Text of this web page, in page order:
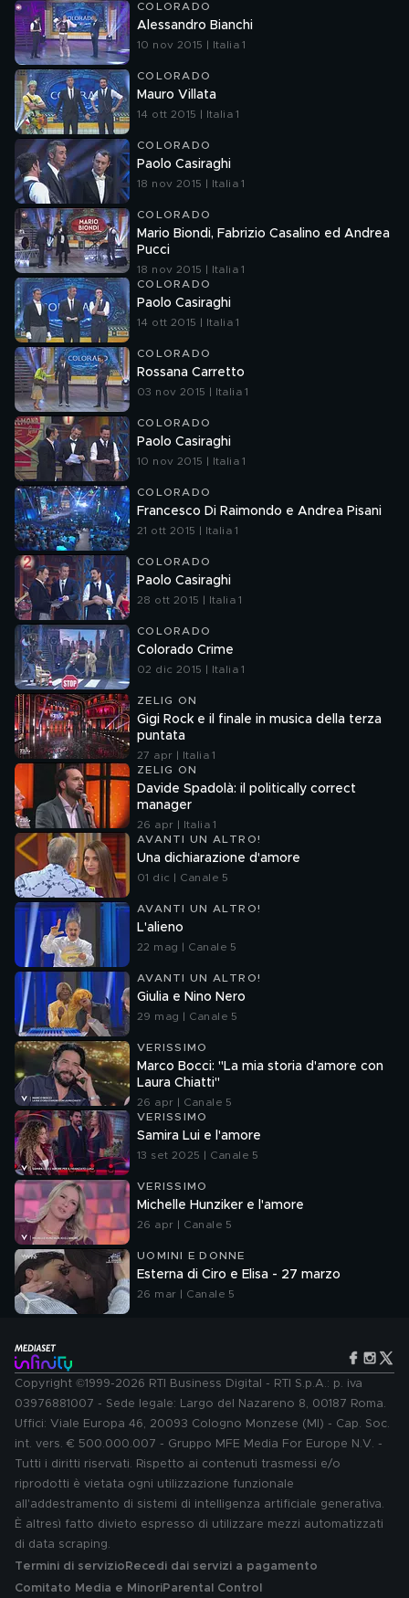
COLORADO
Alessandro Bianchi
10 nov 2015 | Italia 1
COLORADO
Mauro Villata
14 ott 2015 | Italia 1
COLORADO
Paolo Casiraghi
18 nov 2015 | Italia 1
COLORADO
Mario Biondi, Fabrizio Casalino ed Andrea
Pucci
18 nov 2015 | Italia 1
COLORADO
Paolo Casiraghi
14 ott 2015 | Italia 1
COLORADO
Rossana Carretto
03 nov 2015 | Italia 1
COLORADO
Paolo Casiraghi
10 nov 2015 | Italia 1
COLORADO
Francesco Di Raimondo e Andrea Pisani
21 ott 2015 | Italia 1
COLORADO
Paolo Casiraghi
28 ott 2015 | Italia 1
COLORADO
Colorado Crime
02 dic 2015 | Italia 1
ZELIG ON
Gigi Rock e il finale in musica della terza
puntata
27 apr | Italia 1
ZELIG ON
Davide Spadolà: il politically correct
manager
26 apr | Italia 1
AVANTI UN ALTRO!
Una dichiarazione d'amore
01 dic | Canale 5
AVANTI UN ALTRO!
L'alieno
22 mag | Canale 5
AVANTI UN ALTRO!
Giulia e Nino Nero
29 mag | Canale 5
VERISSIMO
Marco Bocci: "La mia storia d'amore con
Laura Chiatti"
26 apr | Canale 5
VERISSIMO
Samira Lui e l'amore
13 set 2025 | Canale 5
VERISSIMO
Michelle Hunziker e l'amore
26 apr | Canale 5
UOMINI E DONNE
Esterna di Ciro e Elisa - 27 marzo
26 mar | Canale 5
Copyright ©1999-2026 RTI Business Digital - RTI S.p.A.: p. iva
03976881007 - Sede legale: Largo del Nazareno 8, 00187 Roma.
Uffici: Viale Europa 46, 20093 Cologno Monzese (MI) - Cap. Soc.
int. vers. € 500.000.007 - Gruppo MFE Media For Europe N.V. -
Tutti i diritti riservati. Rispetto ai contenuti trasmessi e/o
riprodotti è vietata ogni utilizzazione funzionale
all'addestramento di sistemi di intelligenza artificiale generativa.
È altresì fatto divieto espresso di utilizzare mezzi automatizzati
di data scraping.
Termini di servizio Recedi dai servizi a pagamento
Comitato Media e MinoriParental Control